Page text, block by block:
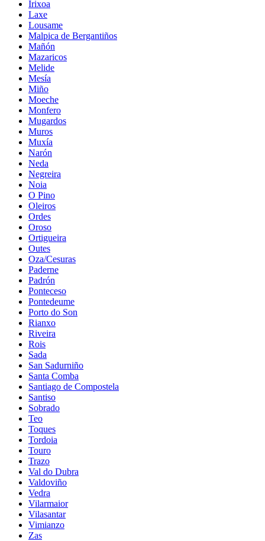
Irixoa
Laxe
Lousame
Malpica de Bergantiños
Mañón
Mazaricos
Melide
Mesía
Miño
Moeche
Monfero
Mugardos
Muros
Muxía
Narón
Neda
Negreira
Noia
O Pino
Oleiros
Ordes
Oroso
Ortigueira
Outes
Oza/Cesuras
Paderne
Padrón
Ponteceso
Pontedeume
Porto do Son
Rianxo
Riveira
Rois
Sada
San Sadurniño
Santa Comba
Santiago de Compostela
Santiso
Sobrado
Teo
Toques
Tordoia
Touro
Trazo
Val do Dubra
Valdoviño
Vedra
Vilarmaior
Vilasantar
Vimianzo
Zas